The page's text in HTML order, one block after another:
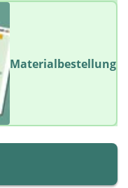
Materialbestellung